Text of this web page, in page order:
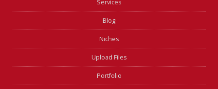
Services
Blog
Niches
Upload Files
Portfolio